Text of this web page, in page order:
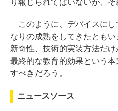
り報じられてはいないが、そ
このように、デバイスにし
なりの成熟をしてきたとも
新奇性、技術的実装方法だけ
最終的な教育的効果という
すべきだろう。
ニュースソース